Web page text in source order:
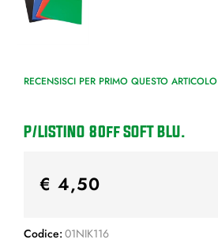
RECENSISCI PER PRIMO QUESTO ARTICOLO
P/LISTINO 80ff SOFT BLU.
€ 4,50
Codice: 01NIK116